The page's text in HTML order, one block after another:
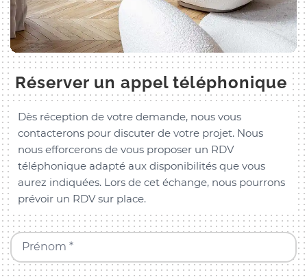
Réserver un appel téléphonique
Dès réception de votre demande, nous vous
contacterons pour discuter de votre projet. Nous
nous efforcerons de vous proposer un RDV
téléphonique adapté aux disponibilités que vous
aurez indiquées. Lors de cet échange, nous pourrons
prévoir un RDV sur place.
Prénom *